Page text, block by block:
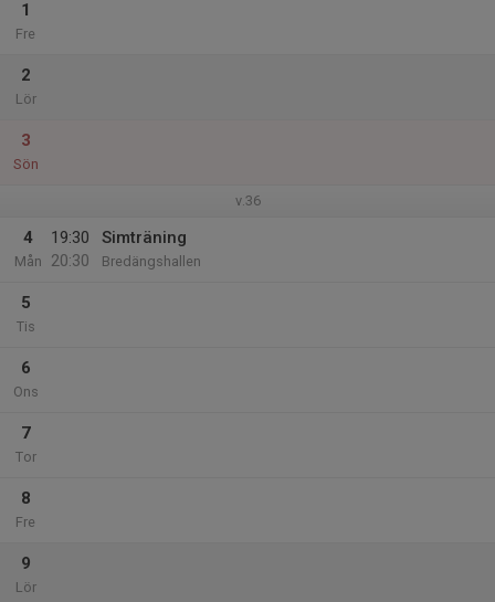
1
Fre
2
Lör
3
Sön
v.36
4
Mån
19:30
20:30
Simträning
Bredängshallen
5
Tis
6
Ons
7
Tor
8
Fre
9
Lör